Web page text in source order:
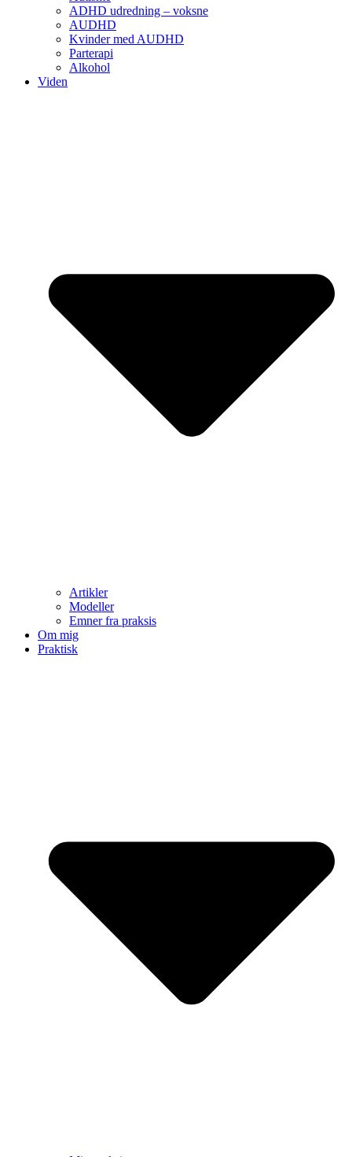
ADHD udredning – voksne
AUDHD
Kvinder med AUDHD
Parterapi
Alkohol
Viden
Artikler
Modeller
Emner fra praksis
Om mig
Praktisk